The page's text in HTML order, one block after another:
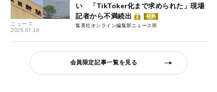
ニュース
2026.07.18
い 「TikToker化まで求められた」現場
記者から不満続出
有料
集英社オンライン編集部ニュース班
会員限定記事一覧を見る